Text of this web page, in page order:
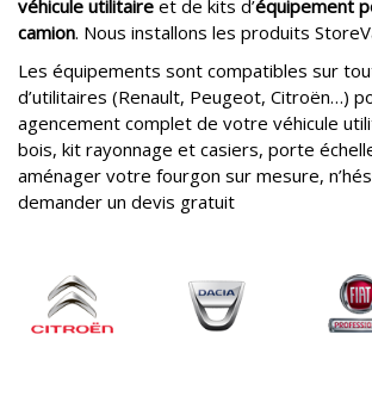
véhicule utilitaire et de kits d’équipement
camion. Nous installons les produits
Les équipements sont compatibles sur
d’utilitaires (Renault, Peugeot, Citroën…)
agencement complet de votre véhicule
bois, kit rayonnage et casiers, porte
aménager votre fourgon sur mesure,
demander un devis gratuit